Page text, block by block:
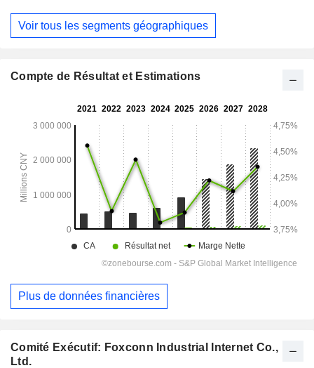
Voir tous les segments géographiques
Comité Exécutif: Foxconn Industrial Internet Co.,
Ltd.
Compte de Résultat et Estimations
Plus de données financières